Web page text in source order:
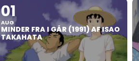
01
AUG
MINDER FRA I GÅR (1991) AF ISAO
TAKAHATA